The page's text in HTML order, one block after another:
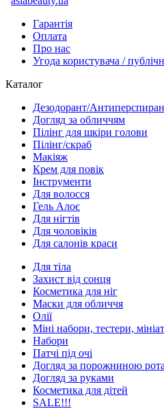
Гарантія
Оплата
Про нас
Угода користувача /
Каталог
Дезодорант/
Догляд за обличчям
Пілінг для шкіри голови
Пілінг/скраб
Макіяж
Крем для повік
Інструменти
Для волосся
Гель Алоє
Для нігтів
Для чоловіків
Для салонів краси
Для тіла
Захист від сонця
Косметика для ніг
Маски для обличчя
Олії
Міні набори, тестери,
Набори
Патчі під очі
Догляд за порожниною рота
Догляд за руками
Косметика для дітей
SALE!!!